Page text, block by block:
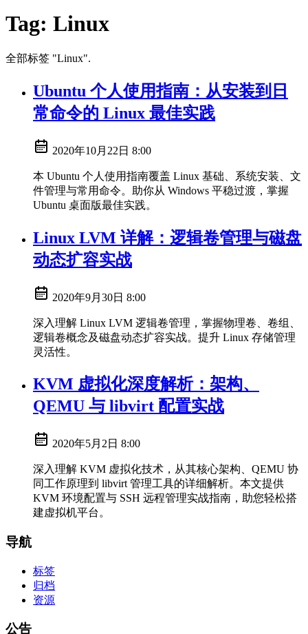
Tag: Linux
全部标签 "Linux".
Ubuntu 个人使用指南：从安装到日
常命令的 Linux 最佳实践
2020年10月22日 8:00
本 Ubuntu 个人使用指南覆盖 Linux 基础、系统安装、文
件管理与常用命令。助你从 Windows 平稳过渡，掌握
Ubuntu 桌面版最佳实践。
Linux LVM 详解：逻辑卷管理与磁盘
动态扩容实战
2020年9月30日 8:00
深入理解 Linux LVM 逻辑卷管理，掌握物理卷、卷组、
逻辑卷概念及磁盘动态扩容实战。提升 Linux 存储管理
灵活性。
KVM 虚拟化深度解析：架构、
QEMU 与 libvirt 配置实战
2020年5月2日 8:00
深入理解 KVM 虚拟化技术，从其核心架构、QEMU 协
同工作原理到 libvirt 管理工具的详细解析。本文提供
KVM 环境配置与 SSH 远程管理实战指南，助您轻松搭
建虚拟机平台。
导航
标签
归档
资源
公告